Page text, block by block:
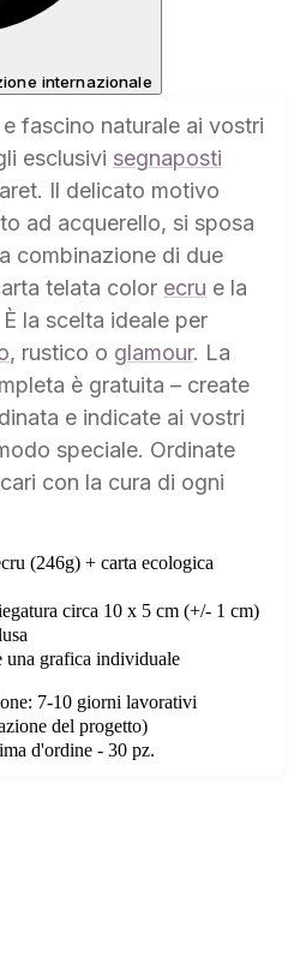
internazionale
fascino naturale ai vostri
esclusivi segnaposti
Il delicato motivo
ad acquerello, si sposa
combinazione di due
telata color ecru e la
la scelta ideale per
, rustico o glamour. La
è gratuita – create
e indicate ai vostri
speciale. Ordinate
con la cura di ogni
(246g) + carta ecologica
circa 10 x 5 cm (+/- 1 cm)
una grafica individuale
7-10 giorni lavorativi
del progetto)
d'ordine - 30 pz.